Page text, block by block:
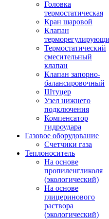
Головка
термостатическая
Кран шаровой
Клапан
Термостатический
смесительный
клапан
Клапан запорно-
балансировочный
Штуцер
Узел нижнего
подключения
Компенсатор
гидроудара
Газовое оборудование
Счетчики газа
Теплоноситель
На основе
пропиленгликоля
(экологический)
На основе
глицеринового
раствора
(экологический)